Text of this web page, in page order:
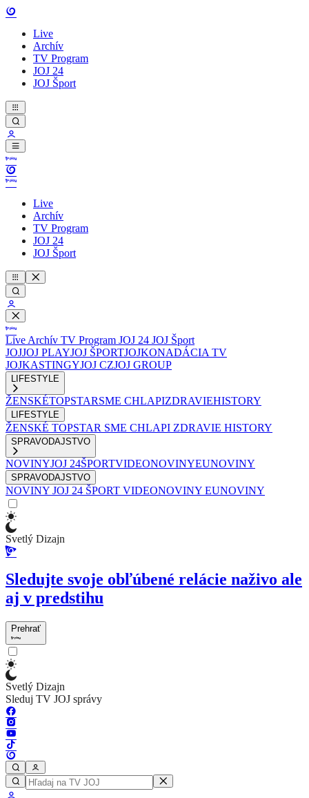
Live
Archív
TV Program
JOJ 24
JOJ Šport
Live
Archív
TV Program
JOJ 24
JOJ Šport
Live Archív TV Program JOJ 24 JOJ Šport
JOJJOJ PLAYJOJ ŠPORTJOJKONADÁCIA TV
JOJKASTINGYJOJ CZJOJ GROUP
LIFESTYLE
ŽENSKÉTOPSTARSME CHLAPIZDRAVIEHISTORY
LIFESTYLE
ŽENSKÉ TOPSTAR SME CHLAPI ZDRAVIE HISTORY
SPRAVODAJSTVO
NOVINYJOJ 24ŠPORTVIDEONOVINYEUNOVINY
SPRAVODAJSTVO
NOVINY JOJ 24 ŠPORT VIDEONOVINY EUNOVINY
Svetlý Dizajn
Sledujte svoje obľúbené relácie naživo ale
aj v predstihu
Prehrať
Svetlý Dizajn
Sleduj TV JOJ správy